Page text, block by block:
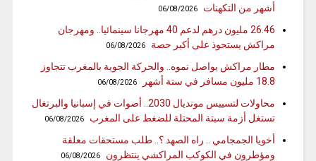
أشهر من التكهنات
06/08/2026
26.46 مليون درهم لدعم 40 مهرجانا سينمائيا.. ومهرجان
مراكش يستحوذ على أكبر حصة
06/08/2026
مطار مراكش يواصل نموه.. والحركة الجوية بالمغرب تتجاوز
18.8 مليون مسافر في ستة أشهر
06/08/2026
محاولات لتسييس مونديال 2030.. أصوات في إسبانيا والبرتغال
تستغل أزمة سبتة المحتلة للضغط على المغرب
06/08/2026
أخويا الجمجامي .. راه الصهد ؟.. طلب مستحقات معلقة
ومؤطرون في الكوكب المراكشي ينتظرون
06/08/2026